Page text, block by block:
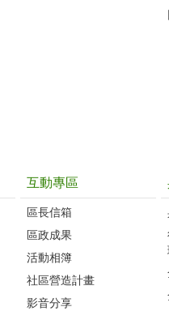
互動專區
區長信箱
區政成果
活動相簿
社區營造計畫
影音分享